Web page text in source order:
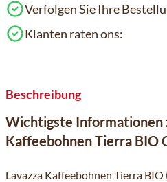
Verfolgen Sie Ihre
Klanten raten ons:
Beschreibung
Wichtigste Informationen
Kaffeebohnen Tierra BIO
Lavazza Kaffeebohnen Tierra BIO